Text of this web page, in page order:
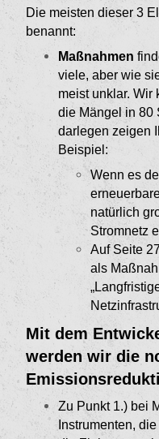
Die meisten dieser 3
benannt:
Maßnahmen
viele, aber wie
meist unklar. Wir
die Män­gel in 80
darlegen zeigen
Beispiel:
Wenn es
natürlich
Stromnetz
Auf Seite
als
Mit dem
werden wir die
Zu Punkt 1.) bei
Instrumenten,